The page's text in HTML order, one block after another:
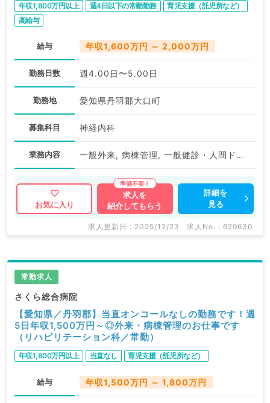
年収1,800万円以上 週4日以下の常勤勤務
育児支援（託児所など）
高給与
給与 年収1,600万円 ～ 2,000万円
勤務日数 週4.00日〜5.00日
勤務地 愛知県丹羽郡大口町
募集科目 神経内科
業務内容 一般外来, 病棟管理, 一般健診・人間ドック, その他
お気に入り
求人を
紹介してもらう
詳細を
見る
求人更新日 : 2025/12/23 求人No. : 629630
常勤求人
さくら総合病院
【愛知県／丹羽郡】当直オンコールなしの勤務です！週
5日年収1,500万円～◎外来・病棟管理のお仕事です
（リハビリテーション科／常勤）
年収1,800万円以上 当直なし 育児支援（託児所など）
給与 年収1,500万円 ～ 1,800万円